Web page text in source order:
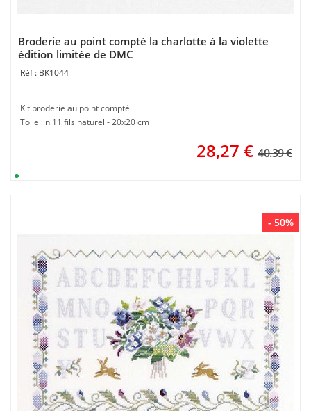
Broderie au point compté la charlotte à la violette
édition limitée de DMC
BK1044
Kit broderie au point compté
Toile lin 11 fils naturel - 20x20 cm
28,27 € 40.39 €
- 50%